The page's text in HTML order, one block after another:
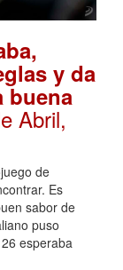
y da
buena
Abril,
de
Es
sabor de
puso
esperaba